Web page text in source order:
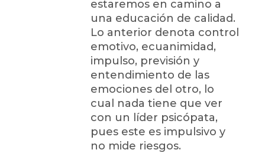
estaremos en camino a
una educación de calidad.
Lo anterior denota control
emotivo, ecuanimidad,
impulso, previsión y
entendimiento de las
emociones del otro, lo
cual nada tiene que ver
con un líder psicópata,
pues este es impulsivo y
no mide riesgos.